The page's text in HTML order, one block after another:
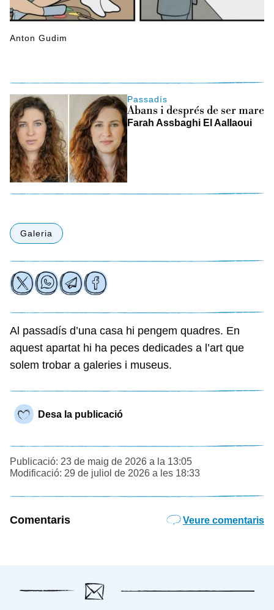
Anton Gudim
Passadís
Abans i després de ser mare
Farah Assbaghi El Aallaoui
Galeria
Al passadís d’una casa hi pengem quadres. En
aquest apartat hi ha peces dedicades a l’art que
solem trobar a galeries i museus.
Desa la publicació
Publicació: 23 de maig de 2026 a la 13:05
Modificació: 29 de juliol de 2026 a les 18:33
Comentaris Veure comentaris